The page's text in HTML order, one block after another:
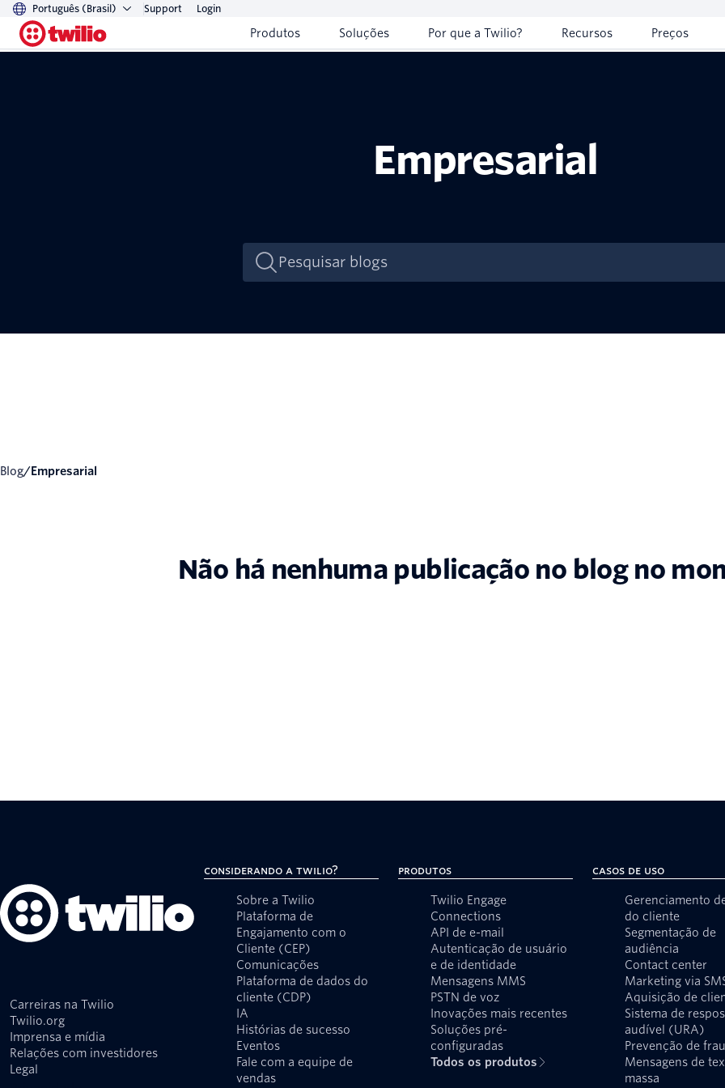
Português (Brasil) Support Login
Produtos Soluções Por que a Twilio? Recursos Preços
Empresarial
Blog/ Empresarial
Não há nenhuma publicação no blog no
Carreiras na Twilio
Twilio.org
Imprensa e mídia
Relações com investidores
Legal
Considerando a Twilio?
Sobre a Twilio
Plataforma de
Engajamento com o
Cliente (CEP)
Comunicações
Plataforma de dados do
cliente (CDP)
IA
Histórias de sucesso
Eventos
Fale com a equipe de
vendas
Produtos
Twilio Engage
Connections
API de e-mail
Autenticação de usuário
e de identidade
Mensagens MMS
PSTN de voz
Inovações mais recentes
Soluções pré-
configuradas
Todos os produtos
Casos de uso
Gerenciamento
do cliente
Segmentação de
audiência
Contact center
Marketing via
Aquisição de
Sistema de
audível (URA)
Prevenção de
Mensagens de
massa